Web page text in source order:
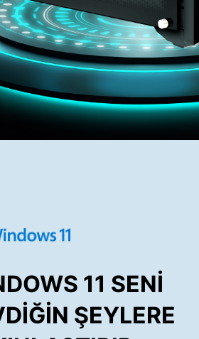
11 SENİ
ŞEYLERE